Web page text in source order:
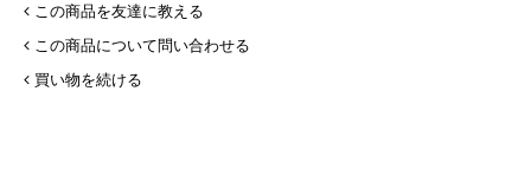
この商品を友達に教える
この商品について問い合わせる
買い物を続ける